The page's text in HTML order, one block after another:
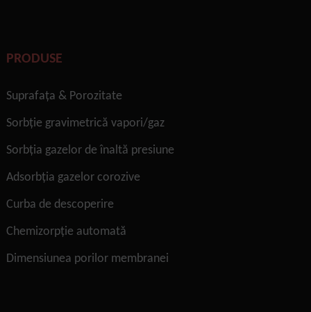
PRODUSE
Suprafaţa & Porozitate
Sorbție gravimetrică vapori/gaz
Sorbția gazelor de înaltă presiune
Adsorbția gazelor corozive
Curba de descoperire
Chemizorpție automată
Dimensiunea porilor membranei